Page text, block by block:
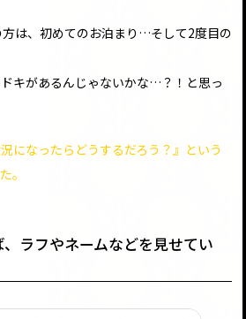
は、初めてのお泊まり…そして2度目の
キがあるんじゃないかな…？！と思っ
になったらどうするだろう？』という
。
ラフやネームなどを見せてい